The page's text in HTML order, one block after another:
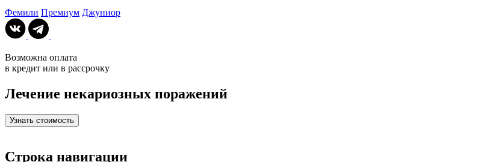
Фемили Премиум Джуниор
Возможна оплата
в кредит или в рассрочку
Лечение некариозных поражений
Узнать стоимость
Строка навигации